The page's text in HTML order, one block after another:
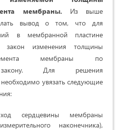
мембраны. Из выше
вывод о том, что для
в мембранной пластине
закон изменения толщины
мембраны по
закону. Для решения
увязать следующие
сердцевины мембраны
наконечника),